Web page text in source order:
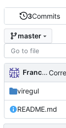
3Commits
master
FrancoisA
viregul
README.md